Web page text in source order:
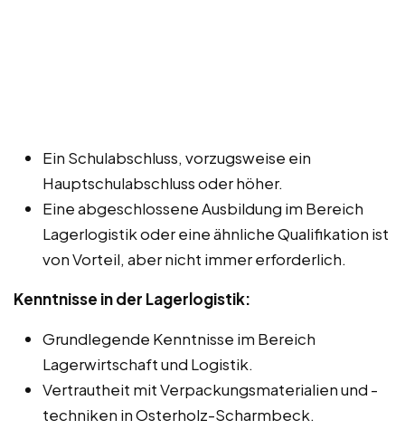
Ein Schulabschluss, vorzugsweise ein
Hauptschulabschluss oder höher.
Eine abgeschlossene Ausbildung im Bereich
Lagerlogistik oder eine ähnliche Qualifikation ist
von Vorteil, aber nicht immer erforderlich.
Kenntnisse in der Lagerlogistik:
Grundlegende Kenntnisse im Bereich
Lagerwirtschaft und Logistik.
Vertrautheit mit Verpackungsmaterialien und -
techniken in Osterholz-Scharmbeck.